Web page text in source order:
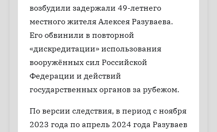
возбудили задержали 49-летнего
местного жителя Алексея Разуваева.
Его обвинили в повторной
«дискредитации» использования
вооружённых сил Российской
Федерации и действий
государственных органов за рубежом.
По версии следствия, в период с ноября
2023 года по апрель 2024 года Разуваев